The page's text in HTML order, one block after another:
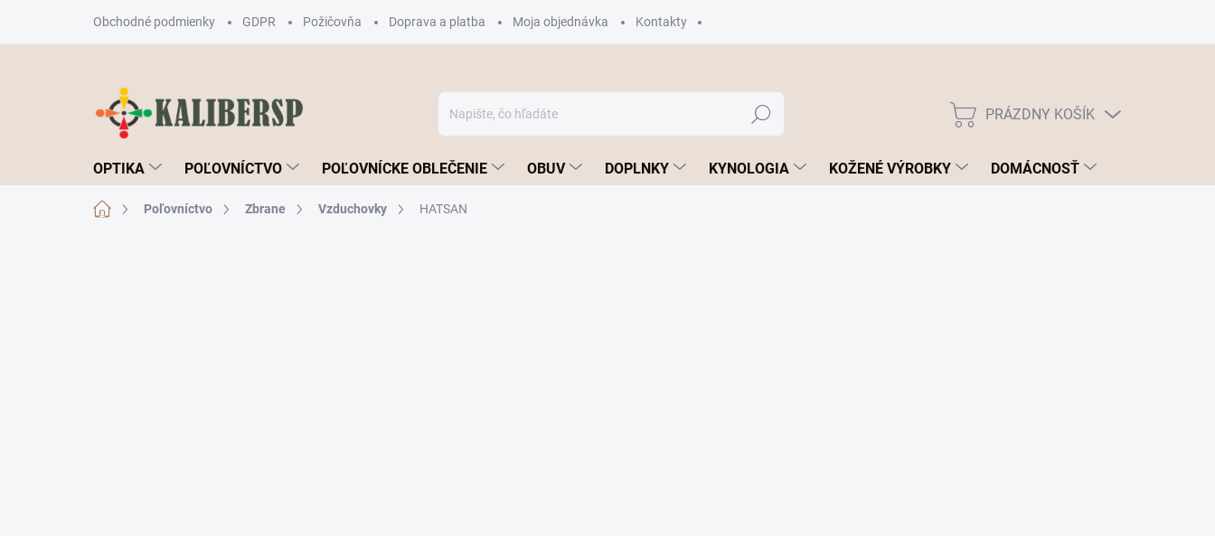
obsah
Obchodné podmienky GDPR Požičovňa Doprava a platba Moja objednávka Kontakty
Hľadať
NÁKUPNÝ
PRÁZDNY KOŠÍK
OPTIKA POĽOVNÍCTVO POĽOVNÍCKE OBLEČENIE OBUV DOPLNKY KYNOLOGIA KOŽENÉ VÝROBKY DOMÁCNOSŤ
DomovPoľovníctvo Zbrane Vzduchovky HATSAN